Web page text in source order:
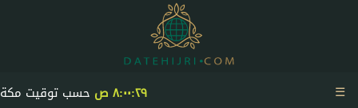
٨:٠٠:٢٩ ص حسب توقيت مكة ☰